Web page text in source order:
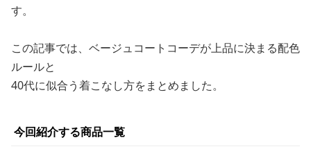
す。
この記事では、ベージュコートコーデが上品に決まる配色
ルールと
40代に似合う着こなし方をまとめました。
今回紹介する商品一覧